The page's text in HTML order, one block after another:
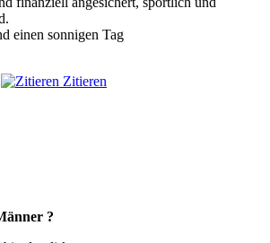
einen sonnigen Tag
Zitieren
?